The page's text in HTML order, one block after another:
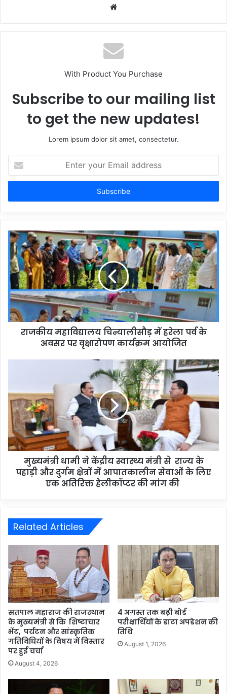
Website
With Product You Purchase
Subscribe to our mailing list
to get the new updates!
Lorem ipsum dolor sit amet, consectetur.
your
Email
राजकीय महाविद्यालय चिन्यालीसौड़ में हरेला पर्व के
अवसर पर वृक्षारोपण कार्यक्रम आयोजित
मुख्यमंत्री धामी ने केंद्रीय स्वास्थ्य मंत्री से राज्य के
पहाड़ी और दुर्गम क्षेत्रों में आपातकालीन सेवाओं के लिए
एक अतिरिक्त हेलीकॉप्टर की मांग की
Related Articles
सतपाल महाराज की राजस्थान
के मुख्यमंत्री से कि शिष्टाचार
भेंट, पर्यटन और सांस्कृतिक
गतिविधियों के विषय में विस्तार
पर हुई चर्चा
August 4, 2026
4 अगस्त तक बढ़ी बोर्ड
परीक्षार्थियों के डाटा अपडेशन की
तिथि
August 1, 2026